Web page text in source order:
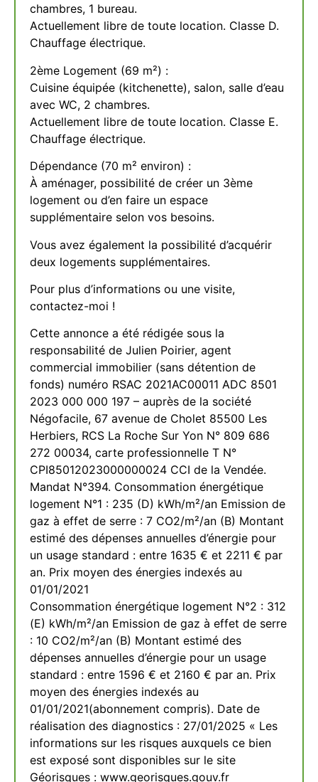
chambres, 1 bureau.
Actuellement libre de toute location. Classe D.
Chauffage électrique.
2ème Logement (69 m²) :
Cuisine équipée (kitchenette), salon, salle d’eau
avec WC, 2 chambres.
Actuellement libre de toute location. Classe E.
Chauffage électrique.
Dépendance (70 m² environ) :
À aménager, possibilité de créer un 3ème
logement ou d’en faire un espace
supplémentaire selon vos besoins.
Vous avez également la possibilité d’acquérir
deux logements supplémentaires.
Pour plus d’informations ou une visite,
contactez-moi !
Cette annonce a été rédigée sous la
responsabilité de Julien Poirier, agent
commercial immobilier (sans détention de
fonds) numéro RSAC 2021AC00011 ADC 8501
2023 000 000 197 – auprès de la société
Négofacile, 67 avenue de Cholet 85500 Les
Herbiers, RCS La Roche Sur Yon N° 809 686
272 00034, carte professionnelle T N°
CPI85012023000000024 CCI de la Vendée.
Mandat N°394. Consommation énergétique
logement N°1 : 235 (D) kWh/m²/an Emission de
gaz à effet de serre : 7 CO2/m²/an (B) Montant
estimé des dépenses annuelles d’énergie pour
un usage standard : entre 1635 € et 2211 € par
an. Prix moyen des énergies indexés au
01/01/2021
Consommation énergétique logement N°2 : 312
(E) kWh/m²/an Emission de gaz à effet de serre
: 10 CO2/m²/an (B) Montant estimé des
dépenses annuelles d’énergie pour un usage
standard : entre 1596 € et 2160 € par an. Prix
moyen des énergies indexés au
01/01/2021(abonnement compris). Date de
réalisation des diagnostics : 27/01/2025 « Les
informations sur les risques auxquels ce bien
est exposé sont disponibles sur le site
Géorisques : www.georisques.gouv.fr